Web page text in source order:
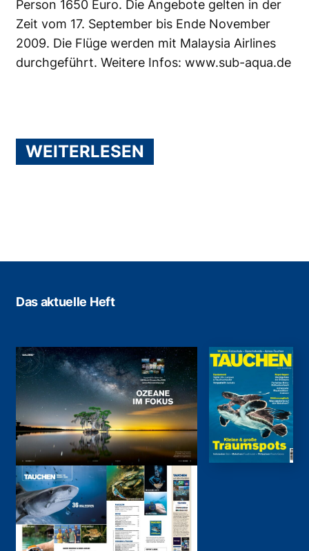
Person 1650 Euro. Die Angebote gelten in der
Zeit vom 17. September bis Ende November
2009. Die Flüge werden mit Malaysia Airlines
durchgeführt. Weitere Infos: www.sub-aqua.de
WEITERLESEN
Das aktuelle Heft